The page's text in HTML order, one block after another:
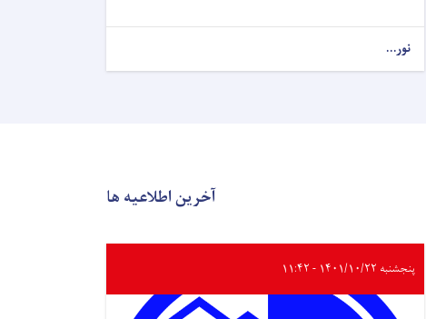
نور...
آخرین اطلاعیه ها
پنجشنبه ۱۴۰۱/۱۰/۲۲ - ۱۱:۴۲